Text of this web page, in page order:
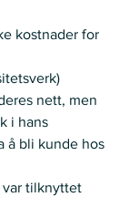
kostnader for
nett, men
i hans
å bli kunde hos
var tilknyttet